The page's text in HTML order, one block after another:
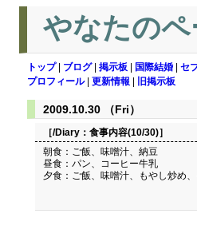
やなたのペ
トップ| ブログ| 掲示板 国際結婚 セ
プロフィール| 更新情報 旧掲示板
2009.10.30 （Fri）
［/Diary： 食事内容(10/30)］
朝食：ご飯、味噌汁、納豆
昼食：パン、コーヒー牛乳
夕食：ご飯、味噌汁、もやし炒め